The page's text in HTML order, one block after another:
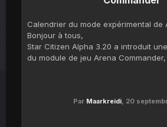
Calendrier du mode expérimental de
Bonjour à tous,
Star Citizen Alpha 3.20 a introduit
du module de jeu Arena
Par Maarkreidi, 20